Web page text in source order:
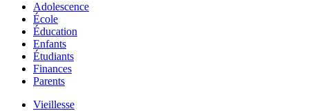
Adolescence
École
Éducation
Enfants
Étudiants
Finances
Parents
Vieillesse